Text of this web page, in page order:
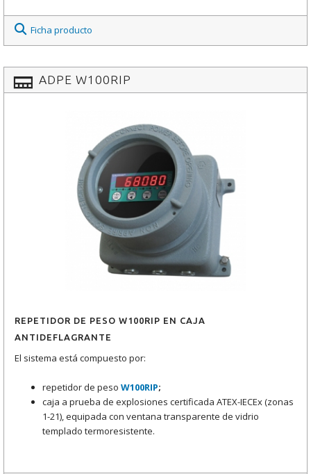
Ficha producto
ADPE W100RIP
REPETIDOR DE PESO W100RIP EN CAJA
ANTIDEFLAGRANTE
El sistema está compuesto por:
repetidor de peso W100RIP;
caja a prueba de explosiones certificada ATEX-IECEx (zonas
1-21), equipada con ventana transparente de vidrio
templado termoresistente.